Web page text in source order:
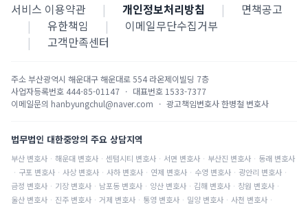
서비스 이용약관 | 개인정보처리방침 |
면책공고
|
유한책임 |
이메일무단수집거부
|
고객만족센터
주소부산광역시 해운대구 해운대로 554 라온제이빌딩 7층
사업자등록번호 444-85-01147 · 대표번호 1533-7377
이메일문의 hanbyungchul@naver.com · 광고책임변호사한병철 변호사
법무법인 대한중앙의 주요 상담지역
부산 변호사 · 해운대 변호사 · 센텀시티 변호사 · 서면 변호사 · 부산진 변호사 · 동래 변호사
· 구포 변호사 · 사상 변호사 · 사하 변호사 · 연제 변호사 · 수영 변호사 · 광안리 변호사 ·
금정 변호사 · 기장 변호사 · 남포동 변호사 · 양산 변호사 · 김해 변호사 · 창원 변호사 ·
울산 변호사 · 진주 변호사 · 거제 변호사 · 통영 변호사 · 밀양 변호사 · 사천 변호사 ·